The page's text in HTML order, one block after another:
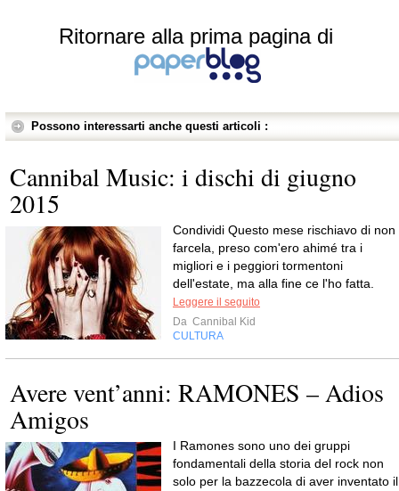
Ritornare alla prima pagina di
Possono interessarti anche questi articoli :
Cannibal Music: i dischi di giugno
2015
Condividi Questo mese rischiavo di non
farcela, preso com'ero ahimé tra i
migliori e i peggiori tormentoni
dell'estate, ma alla fine ce l'ho fatta.
Leggere il seguito
Da Cannibal Kid
CULTURA
Avere vent’anni: RAMONES – Adios
Amigos
I Ramones sono uno dei gruppi
fondamentali della storia del rock non
solo per la bazzecola di aver inventato il